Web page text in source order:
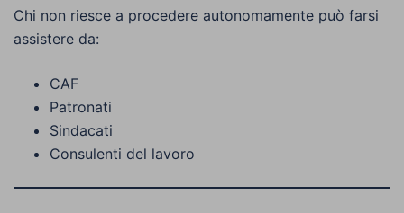
Chi non riesce a procedere autonomamente può farsi
assistere da:
CAF
Patronati
Sindacati
Consulenti del lavoro